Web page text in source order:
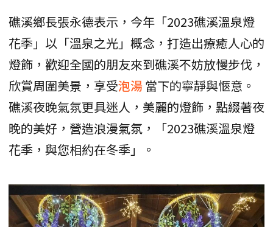
礁溪鄉長張永德表示，今年「2023礁溪溫泉燈
花季」以「溫泉之光」概念，打造出療癒人心的
燈飾，歡迎全國的朋友來到礁溪不妨放慢步伐，
欣賞周圍美景，享受泡湯當下的寧靜與愜意。
礁溪夜晚氣氛更具迷人，美麗的燈飾，點綴著夜
晚的美好，營造浪漫氣氛，「2023礁溪溫泉燈
花季，與您相約在冬季」。